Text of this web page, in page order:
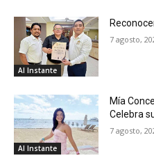
Al Instante
7 agosto,
Al Instante
Mía
Celebra
7 agosto,